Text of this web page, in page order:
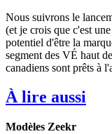
Nous suivrons le
(et je crois que c'est
potentiel d'être la
segment des VÉ haut
canadiens sont prêts à
À lire aussi
Modèles Zeekr